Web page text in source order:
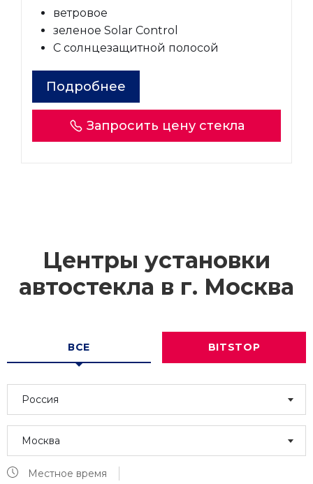
ветровое
зеленое Solar Control
С солнцезащитной полосой
Подробнее
Запросить цену стекла
Центры установки
автостекла в г. Москва
ВСЕ BITSTOP
Россия
Москва
Местное время